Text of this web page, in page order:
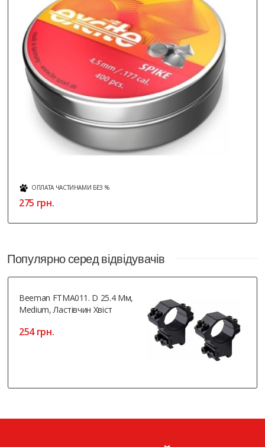
ОПЛАТА ЧАСТИНАМИ БЕЗ %
275 грн.
Популярно серед відвідувачів
Beeman FTMA011. D 25.4 Мм,
Medium, Ластівчин Хвіст
254 грн.